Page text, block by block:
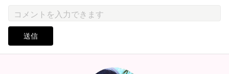
送信